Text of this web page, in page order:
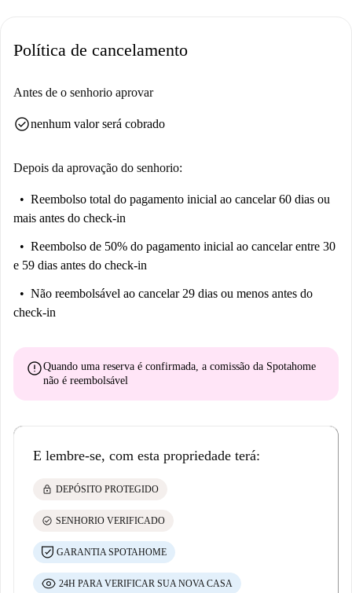
apartamento, oferecendo flexibilidade para acomodar suas necessidades
conectividade incomparável aos principais pontos de Milão. O
oferecendo conveniência para estudantes ou profissionais que trabalham
pontos de referência artísticos, como a Arte de Rua e a Arte di Strada
Storia della Bovisa. As opções gastronômicas são variadas, com
Patry's, que atendem a todos os gostos. Desfrute de tudo o que Bovisa
conservado.
Política de cancelamento
Antes de o senhorio aprovar
check_circlenenhum valor será cobrado
Depois da aprovação do senhorio:
Reembolso total do pagamento inicial ao cancelar 60 dias ou
mais antes do check-in
Reembolso de 50% do pagamento inicial ao cancelar entre 30
e 59 dias antes do check-in
Não reembolsável ao cancelar 29 dias ou menos antes do
check-in
errorQuando uma reserva é confirmada, a comissão da Spotahome
não é reembolsável
E lembre-se, com esta propriedade terá:
lock DEPÓSITO PROTEGIDO
check_circle SENHORIO VERIFICADO
GARANTIA SPOTAHOME
24H PARA VERIFICAR SUA NOVA CASA